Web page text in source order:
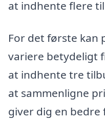
at indhente flere
For det første kan
variere betydeligt
at indhente tre
at sammenligne
giver dig en bedre